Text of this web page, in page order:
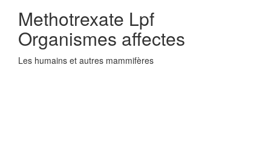
Methotrexate Lpf
Organismes affectes
Les humains et autres mammifères